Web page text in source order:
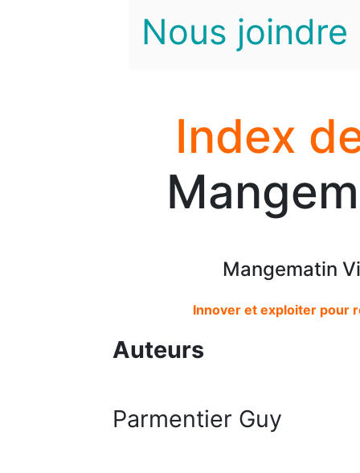
Nous joindre
Index
Mangematin
Innover et exploiter pour
Auteurs
Parmentier Guy